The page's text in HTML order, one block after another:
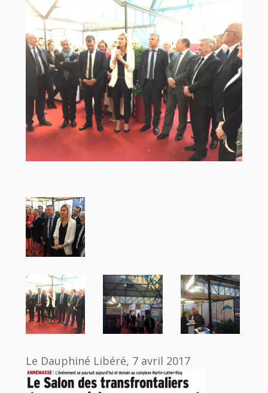
Le Dauphiné Libéré, 7 avril 2017